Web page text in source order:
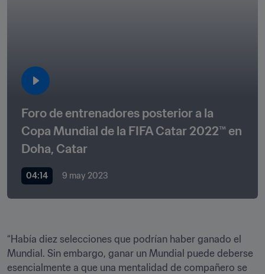
Foro de entrenadores posterior a la
Copa Mundial de la FIFA Catar 2022™ en
Doha, Catar
04:14 9 may 2023
“Había diez selecciones que podrían haber ganado el
Mundial. Sin embargo, ganar un Mundial puede deberse
esencialmente a que una mentalidad de compañero se